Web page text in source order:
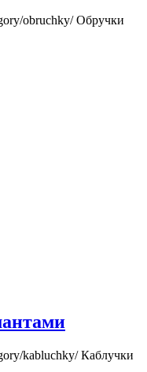
obruchky/Обручки
kabluchky/Каблучки